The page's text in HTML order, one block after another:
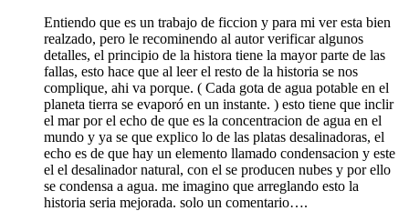
Entiendo que es un trabajo de ficcion y para mi ver esta bien
realzado, pero le recominendo al autor verificar algunos
detalles, el principio de la histora tiene la mayor parte de las
fallas, esto hace que al leer el resto de la historia se nos
complique, ahi va porque. ( Cada gota de agua potable en el
planeta tierra se evaporó en un instante. ) esto tiene que inclir
el mar por el echo de que es la concentracion de agua en el
mundo y ya se que explico lo de las platas desalinadoras, el
echo es de que hay un elemento llamado condensacion y este
el el desalinador natural, con el se producen nubes y por ello
se condensa a agua. me imagino que arreglando esto la
historia seria mejorada. solo un comentario….